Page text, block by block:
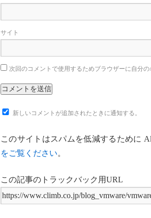
サイト
次回のコメントで使用するためブラウザーに自分
新しいコメントが追加されたときに通知する。
このサイトはスパムを低減するために
をご覧ください。
この記事のトラックバック用URL